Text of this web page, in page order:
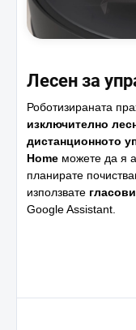
Лесен за
Роботизираната
изключително
дистанционното
Home можете да я
планирате
използвате
Google Assistant.